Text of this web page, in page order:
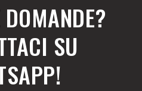
SU